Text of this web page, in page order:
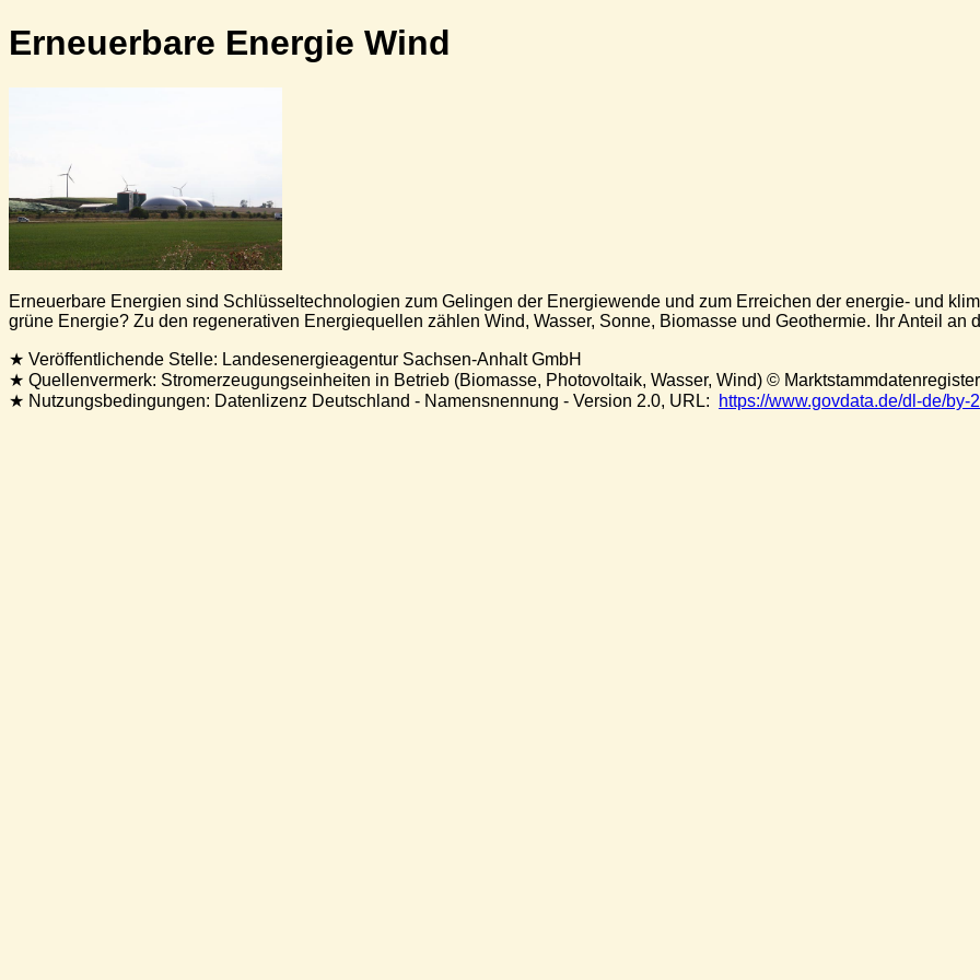
Er­neu­er­ba­re Ener­gie Wind
Erneuerbare Energien sind Schlüsseltechnologien zum Gelingen der Energiewende und zum Erreichen der energie- und
grüne Energie? Zu den regenerativen Energiequellen zählen Wind, Wasser, Sonne, Biomasse und Geothermie. Ihr Anteil
★ Veröffentlichende Stelle: Landesenergieagentur Sachsen-Anhalt GmbH
★ Quellenvermerk: Stromerzeugungseinheiten in Betrieb (Biomasse, Photovoltaik, Wasser, Wind) ©
★ Nutzungsbedingungen: Datenlizenz Deutschland - Namensnennung - Version 2.0, URL:
https://www.govdata.de/dl-de/by-